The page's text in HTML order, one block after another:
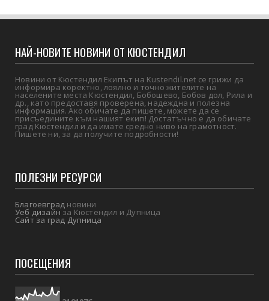
НАЙ-НОВИТЕ НОВИНИ ОТ КЮСТЕНДИЛ
Новини от Кюстендил Екипът на Kustendil.net се грижи да
информира коректно, лоялно и точно жителите на
населените места Кюстендил, Бобошево, Бобов дол, Рила и
др., като предоставя проверена, надеждна и полезна
информация. Ако обичате да пишете, можете да се
присъедините към нашият екип! Достатъчно е да обичате
град Кюстендил и да имате средно ниво на грамотност.
Пишете ни, за да получите подробности!
ПОЛЕЗНИ РЕСУРСИ
Благоевград новини
Уеб дизайнза Кюстендил и Дупница
Сайт за град Дупница
ПОСЕЩЕНИЯ